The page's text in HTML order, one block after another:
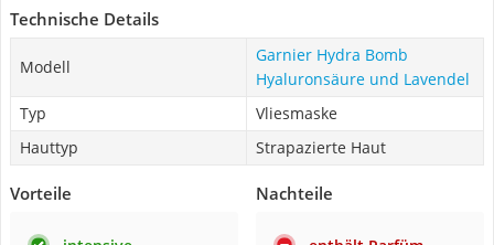
Technische Details
Modell
Garnier Hydra Bomb
Hyaluronsäure und Lavendel
Typ
Vliesmaske
Hauttyp
Strapazierte Haut
Vorteile Nachteile